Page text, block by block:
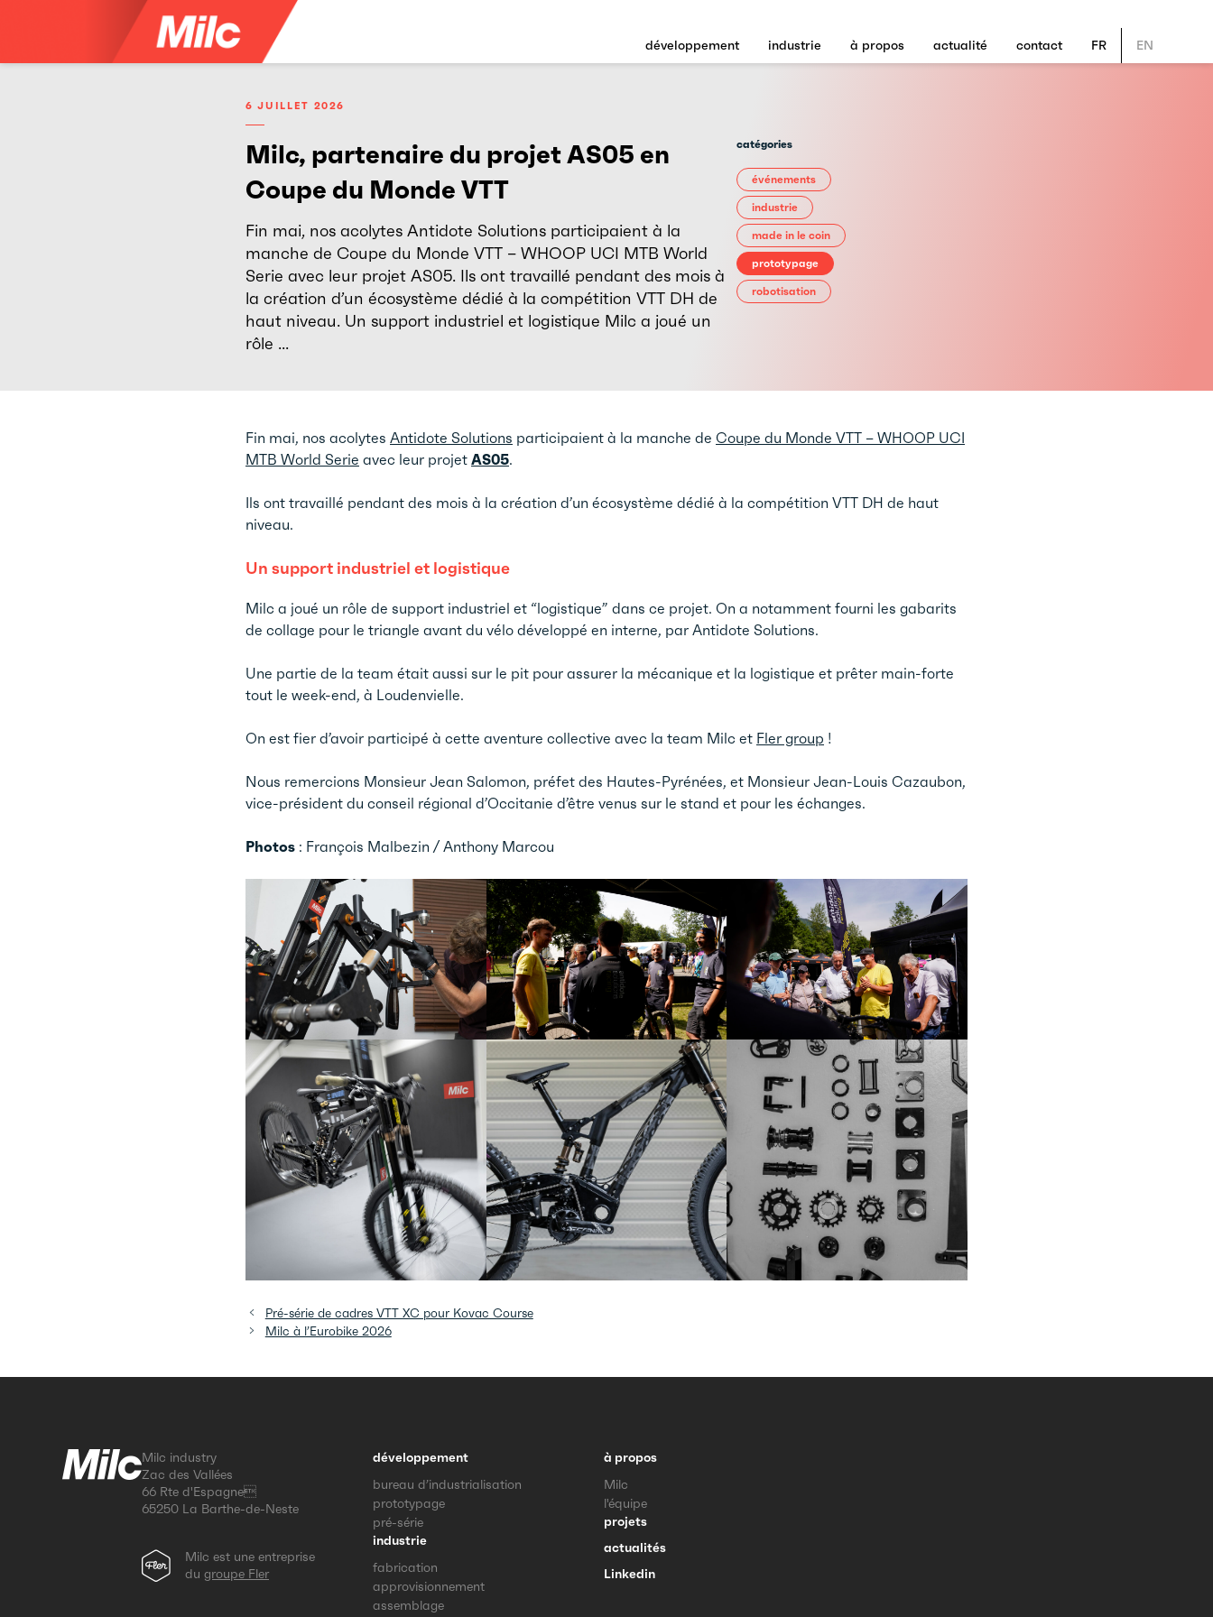
développement industrie à propos actualité contact FR EN
6 JUILLET 2026
Milc, partenaire du projet AS05 en
Coupe du Monde VTT
Fin mai, nos acolytes Antidote Solutions participaient à la
manche de Coupe du Monde VTT – WHOOP UCI MTB World
Serie avec leur projet AS05. Ils ont travaillé pendant des mois à
la création d’un écosystème dédié à la compétition VTT DH de
haut niveau. Un support industriel et logistique Milc a joué un
rôle ...
catégories
événements
industrie
made in le coin
prototypage
robotisation
Fin mai, nos acolytes Antidote Solutions participaient à la manche de Coupe du Monde VTT – WHOOP UCI
MTB World Serie avec leur projet AS05.
Ils ont travaillé pendant des mois à la création d’un écosystème dédié à la compétition VTT DH de haut
niveau.
Un support industriel et logistique
Milc a joué un rôle de support industriel et “logistique” dans ce projet. On a notamment fourni les gabarits
de collage pour le triangle avant du vélo développé en interne, par Antidote Solutions.
Une partie de la team était aussi sur le pit pour assurer la mécanique et la logistique et prêter main-forte
tout le week-end, à Loudenvielle.
On est fier d’avoir participé à cette aventure collective avec la team Milc et Fler group !
Nous remercions Monsieur Jean Salomon, préfet des Hautes-Pyrénées, et Monsieur Jean-Louis Cazaubon,
vice-président du conseil régional d’Occitanie d’être venus sur le stand et pour les échanges.
Photos : François Malbezin / Anthony Marcou
Pré-série de cadres VTT XC pour Kovac Course
Milc à l’Eurobike 2026
Milc industry
Zac des Vallées
66 Rte d'Espagne
65250 La Barthe-de-Neste
Milc est une entreprise
du groupe Fler
développement
bureau d’industrialisation
prototypage
pré-série
industrie
fabrication
approvisionnement
assemblage
à propos
Milc
l'équipe
projets
actualités
Linkedin